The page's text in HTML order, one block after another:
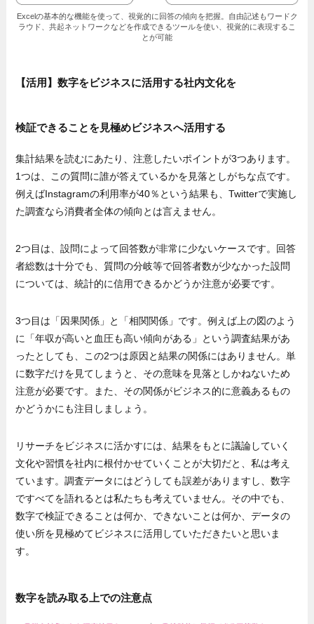
Excelの基本的な機能を使って、視覚的に回答の傾向を把握。自由記述もワードク
ラウド、共起ネットワークなどを作成できるツールを使い、視覚的に表現するこ
とが可能
【活用】数字をビジネスに活用する社内文化を
検証できることを見極めビジネスへ活用する
集計結果を読むにあたり、注意したいポイントが3つあります。
1つは、この質問に誰が答えているかを見落としがちな点です。
例えばInstagramの利用率が40％という結果も、Twitterで実施し
た調査なら消費者全体の傾向とは言えません。
2つ目は、設問によって回答数が非常に少ないケースです。回答
者総数は十分でも、質問の分岐等で回答者数が少なかった設問
については、統計的に信用できるかどうか注意が必要です。
3つ目は「因果関係」と「相関関係」です。例えば上の図のよう
に「年収が高いと血圧も高い傾向がある」という調査結果があ
ったとしても、この2つは原因と結果の関係にはありません。単
に数字だけを見てしまうと、その意味を見落としかねないため
注意が必要です。また、その関係がビジネス的に意義あるもの
かどうかにも注目しましょう。
リサーチをビジネスに活かすには、結果をもとに議論していく
文化や習慣を社内に根付かせていくことが大切だと、私は考え
ています。調査データにはどうしても誤差がありますし、数字
ですべてを語れるとは私たちも考えていません。その中でも、
数字で検証できることは何か、できないことは何か、データの
使い所を見極めてビジネスに活用していただきたいと思いま
す。
数字を読み取る上での注意点